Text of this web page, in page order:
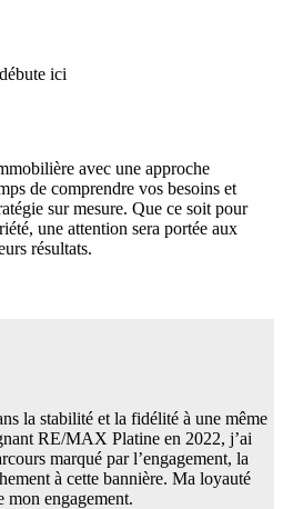
avec une approche
de comprendre vos besoins et
sur mesure. Que ce soit pour
une attention sera portée aux
résultats.
la stabilité et la fidélité à une même
RE/MAX Platine en 2022, j’ai
marqué par l’engagement, la
à cette bannière. Ma loyauté
engagement.